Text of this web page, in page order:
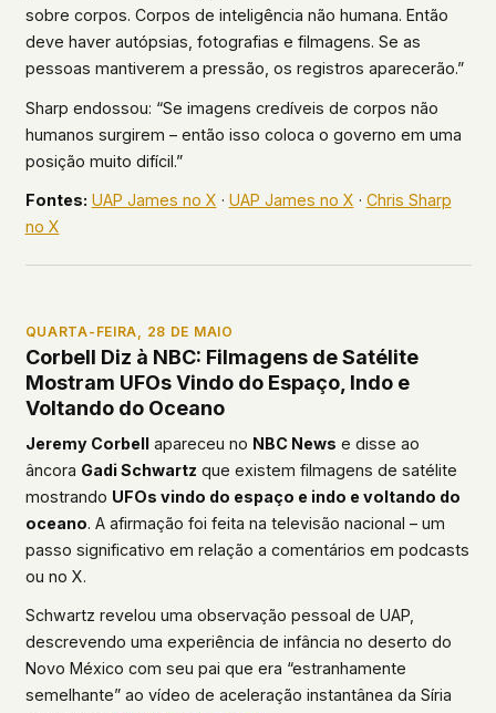
sobre corpos. Corpos de inteligência não humana. Então
deve haver autópsias, fotografias e filmagens. Se as
pessoas mantiverem a pressão, os registros aparecerão.”
Sharp endossou: “Se imagens credíveis de corpos não
humanos surgirem – então isso coloca o governo em uma
posição muito difícil.”
Fontes: UAP James no X · UAP James no X · Chris Sharp
no X
QUARTA-FEIRA, 28 DE MAIO
Corbell Diz à NBC: Filmagens de Satélite
Mostram UFOs Vindo do Espaço, Indo e
Voltando do Oceano
Jeremy Corbellapareceu no NBC News e disse ao
âncora Gadi Schwartz que existem filmagens de satélite
mostrando UFOs vindo do espaço e indo e voltando do
oceano. A afirmação foi feita na televisão nacional – um
passo significativo em relação a comentários em podcasts
ou no X.
Schwartz revelou uma observação pessoal de UAP,
descrevendo uma experiência de infância no deserto do
Novo México com seu pai que era “estranhamente
semelhante” ao vídeo de aceleração instantânea da Síria